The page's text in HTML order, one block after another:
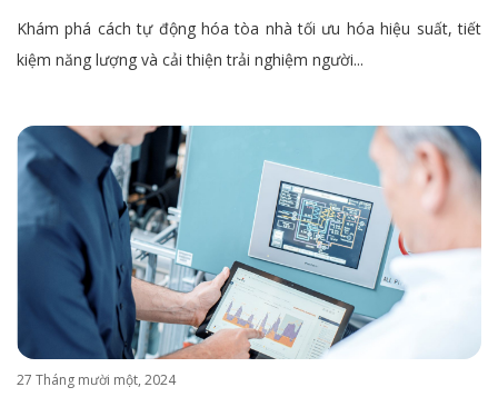
Khám phá cách tự động hóa tòa nhà tối ưu hóa hiệu suất, tiết
kiệm năng lượng và cải thiện trải nghiệm người...
27 Tháng mười một, 2024